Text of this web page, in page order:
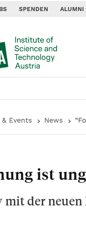
SPENDEN ALUMNI
& Events News
ist
der